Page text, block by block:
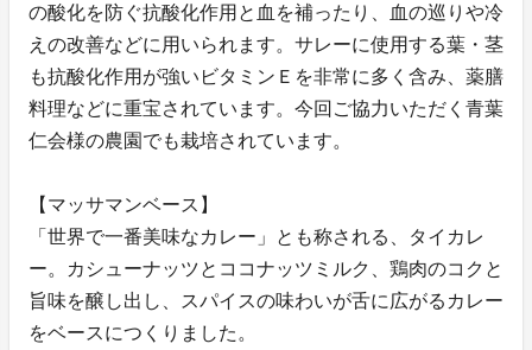
の酸化を防ぐ抗酸化作用と血を補ったり、血の巡りや冷
えの改善などに用いられます。サレーに使用する葉・茎
も抗酸化作用が強いビタミンＥを非常に多く含み、薬膳
料理などに重宝されています。今回ご協力いただく青葉
仁会様の農園でも栽培されています。
【マッサマンベース】
「世界で一番美味なカレー」とも称される、タイカレ
ー。カシューナッツとココナッツミルク、鶏肉のコクと
旨味を醸し出し、スパイスの味わいが舌に広がるカレー
をベースにつくりました。